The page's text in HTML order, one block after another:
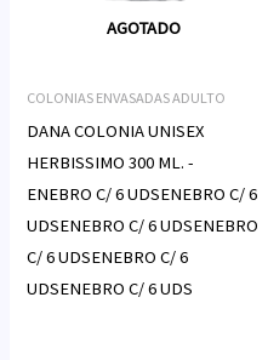
AGOTADO
COLONIAS ENVASADAS ADULTO
DANA COLONIA UNISEX
HERBISSIMO 300 ML. -
ENEBRO C/ 6 UDSENEBRO C/ 6
UDSENEBRO C/ 6 UDSENEBRO
C/ 6 UDSENEBRO C/ 6
UDSENEBRO C/ 6 UDS